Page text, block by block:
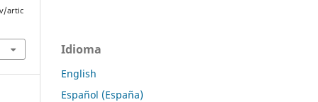
artic
Idioma
English
Español (España)